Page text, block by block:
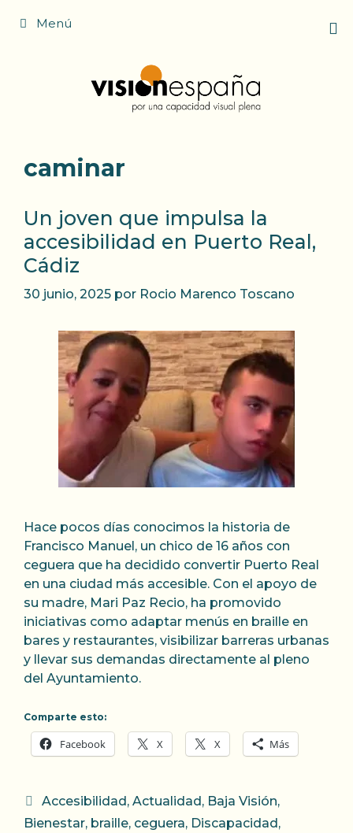
Menú
caminar
Un joven que impulsa la
accesibilidad en Puerto Real,
Cádiz
30 junio, 2025 por Rocio Marenco Toscano
Hace pocos días conocimos la historia de
Francisco Manuel, un chico de 16 años con
ceguera que ha decidido convertir Puerto Real
en una ciudad más accesible. Con el apoyo de
su madre, Mari Paz Recio, ha promovido
iniciativas como adaptar menús en braille en
bares y restaurantes, visibilizar barreras urbanas
y llevar sus demandas directamente al pleno
del Ayuntamiento.
Comparte esto:
Facebook X X Más
Categorías
Accesibilidad , Actualidad , Baja Visión,
Bienestar, braille, ceguera, Discapacidad ,